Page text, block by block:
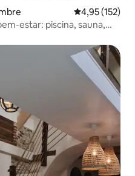
Classificação
4,95 (152)
estar: piscina, sauna,